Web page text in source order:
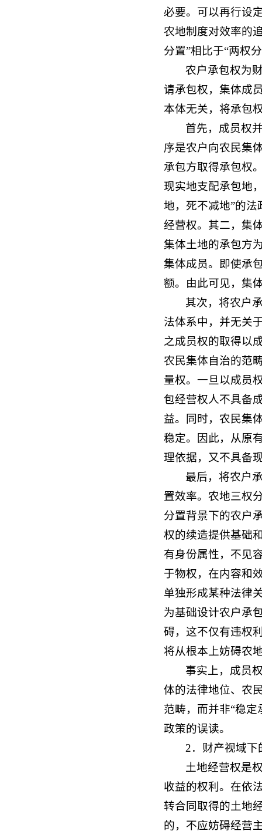
必要。可以再行设
农地制度对效率的
分置”相比于“两权
农户承包权为
请承包权，集体成
本体无关，将承包
首先，成员权
序是农户向农民集
承包方取得承包权
现实地支配承包地
地，死不减地”的
经营权。其二，集
集体土地的承包方
集体成员。即使承
额。由此可见，集
其次，将农户
法体系中，并无关
之成员权的取得以
农民集体自治的范
量权。一旦以成员
包经营权人不具备
益。同时，农民集
稳定。因此，从原
理依据，又不具备
最后，将农户
置效率。农地三权
分置背景下的农户
权的续造提供基础
有身份属性，不见
于物权，在内容和
单独形成某种法律
为基础设计农户承
碍，这不仅有违权
将从根本上妨碍农
事实上，成员
体的法律地位、农
范畴，而并非“稳
政策的误读。
2．财产视域下
土地经营权是
收益的权利。在依
转合同取得的土地
的，不应妨碍经营